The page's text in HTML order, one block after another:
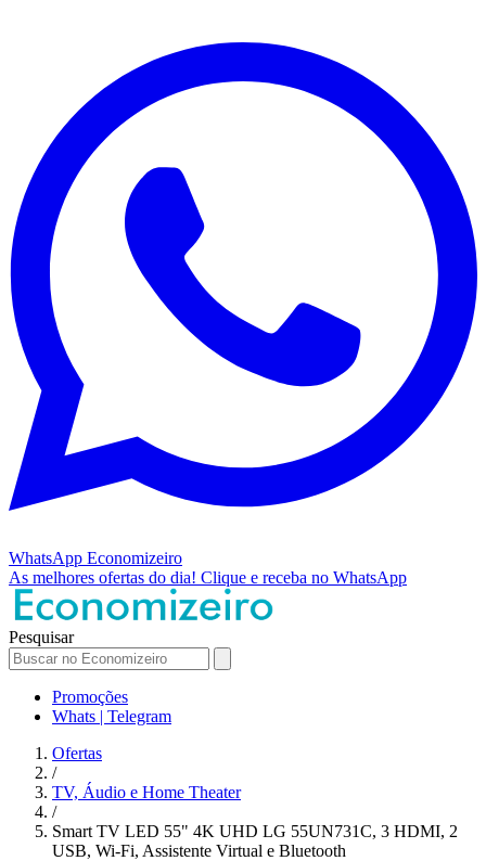
WhatsApp Economizeiro
As melhores ofertas do dia! Clique e receba no WhatsApp
Pesquisar
Promoções
Whats | Telegram
Ofertas
/
TV, Áudio e Home Theater
/
Smart TV LED 55" 4K UHD LG 55UN731C, 3 HDMI, 2
USB, Wi-Fi, Assistente Virtual e Bluetooth